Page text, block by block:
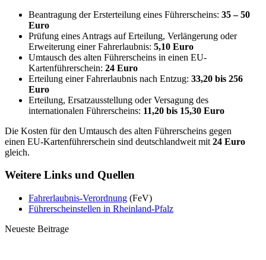
Beantragung der Ersterteilung eines Führerscheins: 35 – 50
Euro
Prüfung eines Antrags auf Erteilung, Verlängerung oder
Erweiterung einer Fahrerlaubnis: 5,10 Euro
Umtausch des alten Führerscheins in einen EU-
Kartenführerschein: 24 Euro
Erteilung einer Fahrerlaubnis nach Entzug: 33,20 bis 256
Euro
Erteilung, Ersatzausstellung oder Versagung des
internationalen Führerscheins: 11,20 bis 15,30 Euro
Die Kosten für den Umtausch des alten Führerscheins gegen
einen EU-Kartenführerschein sind deutschlandweit mit 24 Euro
gleich.
Weitere Links und Quellen
Fahrerlaubnis-Verordnung (FeV)
Führerscheinstellen in Rheinland-Pfalz
Neueste Beitrage